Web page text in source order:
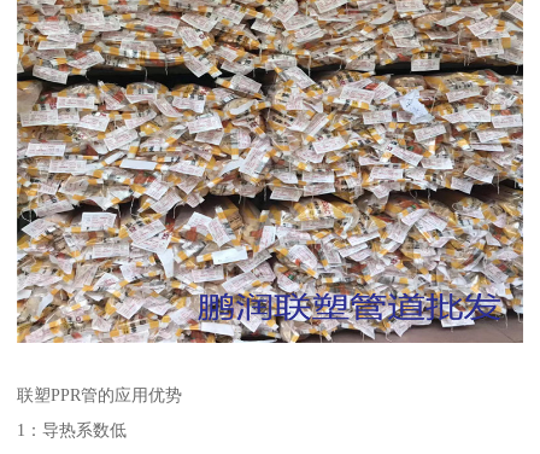
联塑PPR管的应用优势
1：导热系数低